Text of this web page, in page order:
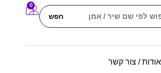
חפש
0
אודות / צור קשר